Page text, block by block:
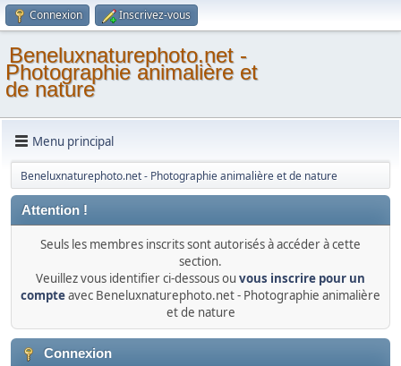
Connexion Inscrivez-vous
Beneluxnaturephoto.net -
Photographie animalière et
de nature
Menu principal
Beneluxnaturephoto.net - Photographie animalière et de nature
Attention !
Seuls les membres inscrits sont autorisés à accéder à cette
section.
Veuillez vous identifier ci-dessous ou vous inscrire pour un
compteavec Beneluxnaturephoto.net - Photographie animalière
et de nature
Connexion